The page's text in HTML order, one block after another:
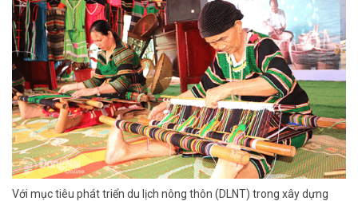
Với mục tiêu phát triển du lịch nông thôn (DLNT) trong xây dựng